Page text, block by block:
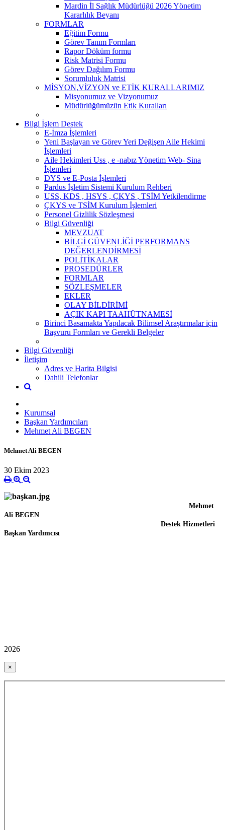
Mardin İl Sağlık Müdürlüğü 2026 Yönetim
Kararlılık Beyanı
FORMLAR
Eğitim Formu
Görev Tanım Formları
Rapor Döküm formu
Risk Matrisi Formu
Görev Dağılım Formu
Sorumluluk Matrisi
MİSYON,VİZYON ve ETİK KURALLARIMIZ
Misyonumuz ve Vizyonumuz
Müdürlüğümüzün Etik Kuralları
Bilgi İşlem Destek
E-İmza İşlemleri
Yeni Başlayan ve Görev Yeri Değişen Aile Hekimi
İşlemleri
Aile Hekimleri Uss , e -nabız Yönetim Web- Sina
İşlemleri
DYS ve E-Posta İşlemleri
Pardus İşletim Sistemi Kurulum Rehberi
USS, KDS , HSYS , ÇKYS , TSİM Yetkilendirme
ÇKYS ve TSİM Kurulum İşlemleri
Personel Gizlilik Sözleşmesi
Bilgi Güvenliği
MEVZUAT
BİLGİ GÜVENLİĞİ PERFORMANS
DEĞERLENDİRMESİ
POLİTİKALAR
PROSEDÜRLER
FORMLAR
SÖZLEŞMELER
EKLER
OLAY BİLDİRİMİ
AÇIK KAPI TAAHÜTNAMESİ
Birinci Basamakta Yapılacak Bilimsel Araştırmalar için
Başvuru Formları ve Gerekli Belgeler
Bilgi Güvenliği
İletişim
Adres ve Harita Bilgisi
Dahili Telefonlar
Kurumsal
Başkan Yardımcıları
Mehmet Ali BEGEN
Mehmet Ali BEGEN
30 Ekim 2023
Mehmet
Ali BEGEN
Destek Hizmetleri
Başkan Yardımcısı
2026
×